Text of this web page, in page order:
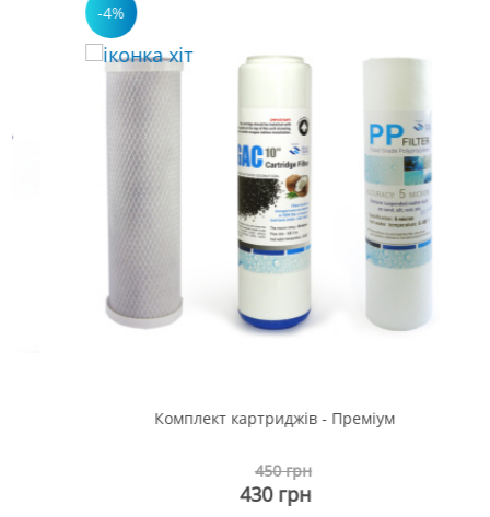
-4%
Комплект картриджів - Преміум
430 грн
450 грн